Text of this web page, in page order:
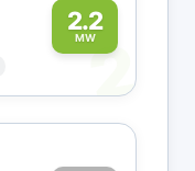
2.2
MW2